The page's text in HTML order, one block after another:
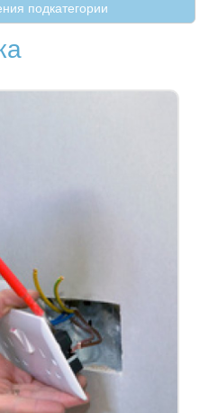
подкатегории